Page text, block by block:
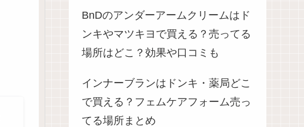
BnDのアンダーアームクリームはド
ンキやマツキヨで買える？売ってる
場所はどこ？効果や口コミも
インナーブランはドンキ・薬局どこ
で買える？フェムケアフォーム売っ
てる場所まとめ